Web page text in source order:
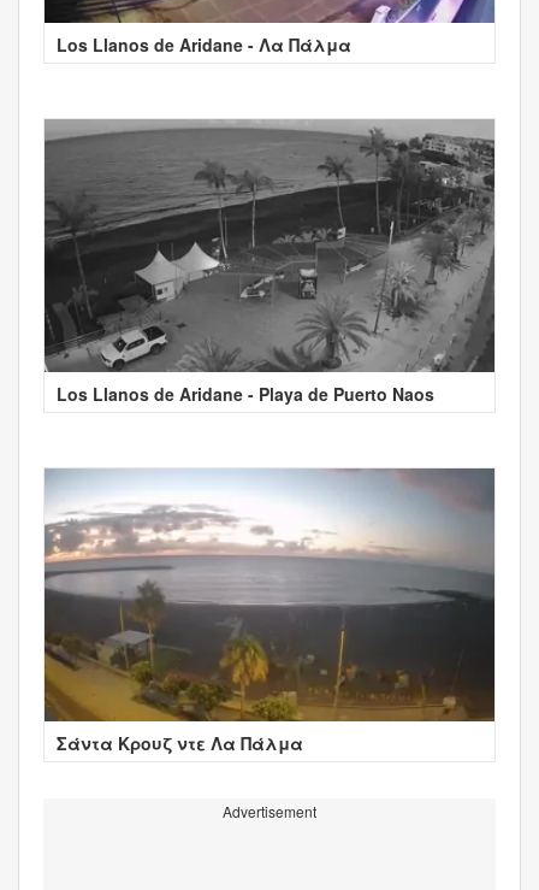
Los Llanos de Aridane - Λα Πάλμα
Los Llanos de Aridane - Playa de Puerto Naos
Σάντα Κρουζ ντε Λα Πάλμα
Advertisement